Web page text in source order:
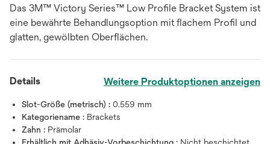
Das 3M™ Victory Series™ Low Profile Bracket System ist
eine bewährte Behandlungsoption mit flachem Profil und
glatten, gewölbten Oberflächen.
Details Weitere Produktoptionen anzeigen
Slot-Größe (metrisch) : 0.559 mm
Kategoriename : Brackets
Zahn : Prämolar